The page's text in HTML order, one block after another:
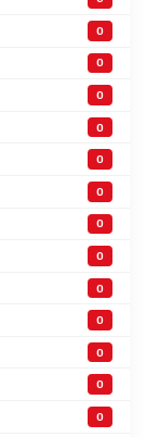
0
0
0
0
0
0
0
0
0
0
0
0
0